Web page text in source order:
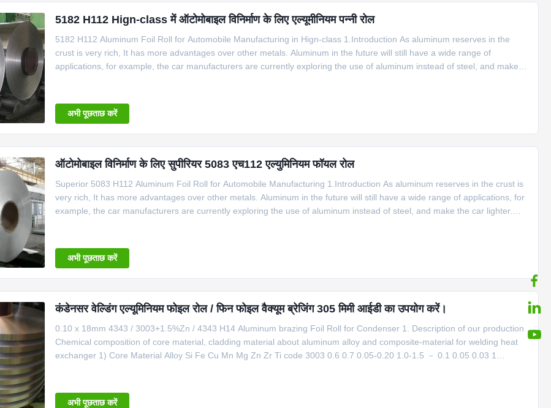
5182 H112 Hign-class में ऑटोमोबाइल विनिर्माण के लिए एल्यूमीनियम पन्नी रोल
5182 H112 Aluminum Foil Roll for Automobile Manufacturing in Hign-class 1.Introduction As aluminum reserves in the
crust is very rich, It has more advantages over other metals. Aluminum in the future will still have a wide range of
applications, for example, the car manufacturers are currently exploring the use of aluminum instead of steel, and make
अभी पूछताछ करें
ऑटोमोबाइल विनिर्माण के लिए सुपीरियर 5083 एच112 एल्युमिनियम फॉयल रोल
Superior 5083 H112 Aluminum Foil Roll for Automobile Manufacturing 1.Introduction As aluminum reserves in the crust is
very rich, It has more advantages over other metals. Aluminum in the future will still have a wide range of applications, for
example, the car manufacturers are currently exploring the use of aluminum instead of steel, and make the car lighter.
अभी पूछताछ करें
कंडेनसर वेल्डिंग एल्यूमिनियम फोइल रोल / फिन फोइल वैक्यूम ब्रेजिंग 305 मिमी आईडी का उपयोग करें।
0.10 x 18mm 4343 / 3003+1.5%Zn / 4343 H14 Aluminum brazing Foil Roll for Condenser 1. Description of our production
Chemical composition of core material, cladding material about aluminum alloy and composite-material for welding heat
exchanger 1) Core Material Alloy Si Fe Cu Mn Mg Zn Zr Ti code 3003 0.6 0.7 0.05-0.20 1.0-1.5 － 0.1 0.05 0.03 1
अभी पूछताछ करें